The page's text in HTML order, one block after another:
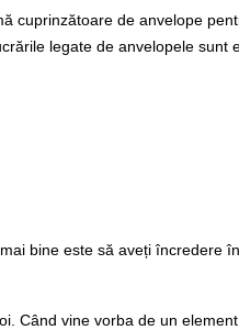
cuprinzătoare de anvelope
legate de anvelopele sunt
bine este să aveți încredere
Când vine vorba de un